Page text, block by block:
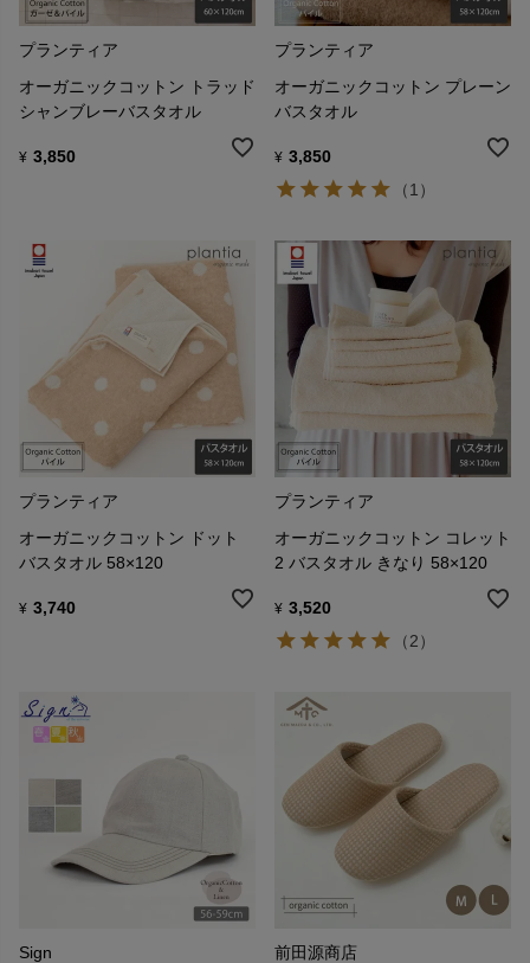
プランティア
オーガニックコットン トラッド
シャンブレーバスタオル
¥ 3,850
プランティア
オーガニックコットン プレーン
バスタオル
¥ 3,850
（1）
プランティア
オーガニックコットン ドット
バスタオル 58×120
¥ 3,740
プランティア
オーガニックコットン コレット
2 バスタオル きなり 58×120
¥ 3,520
（2）
Sign 前田源商店